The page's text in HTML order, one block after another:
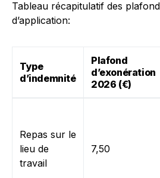
Tableau récapitulatif des
d’application:
Type
d’indemnité
Plafond
d’exonération
2026 (€)
Repas sur le
lieu de
travail
7,50